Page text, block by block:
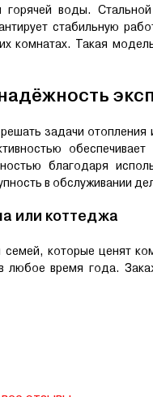
воды. Стальной
стабильную
комнатах. Такая
задачи
благодаря
в обслуживании
или коттеджа
которые ценят
любое время года.